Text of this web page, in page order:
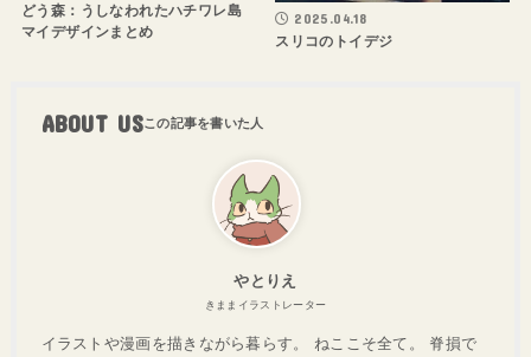
どう森：うしなわれたハチワレ島
マイデザインまとめ
2025.04.18
スリコのトイデジ
ABOUT US
やとりえ
きままイラストレーター
イラストや漫画を描きながら暮らす。 ねここそ全て。 脊損で